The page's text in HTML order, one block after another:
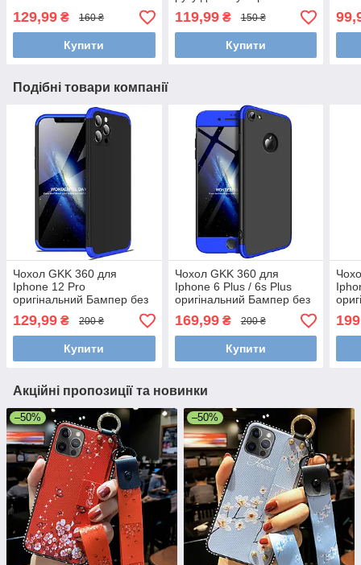
129,99 ₴ 160 ₴
Купити
119,99₴ 150 ₴
Купити
Подібні товари компанії
Чохол GKK 360 для
Iphone 12 Pro
оригінальний Бампер без
129,99 ₴ 200 ₴
Купити
Чохол GKK 360 для
Iphone 6 Plus / 6s Plus
оригінальний Бампер без
вирізу накладка Black-Blue
169,99₴ 200 ₴
Купити
Акційні пропозиції та новинки
–50% –50%